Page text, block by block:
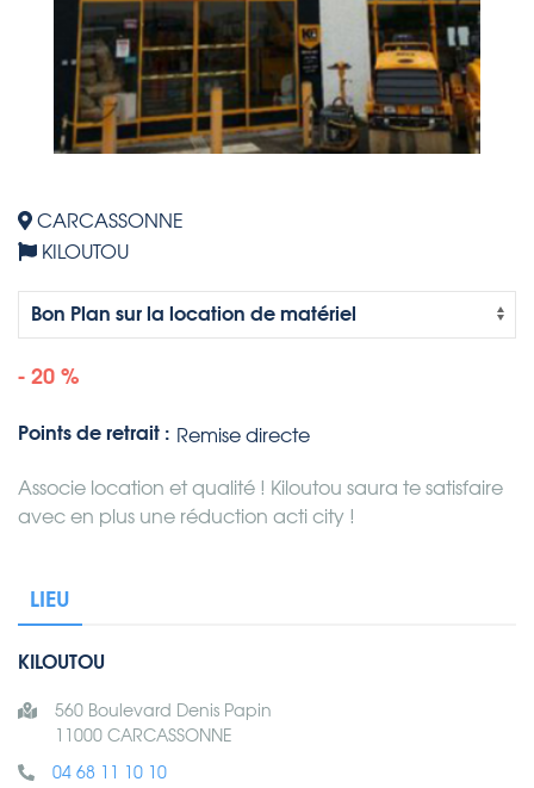
CARCASSONNE
KILOUTOU
- 20 %
Points de retrait : Remise directe
Associe location et qualité ! Kiloutou saura te satisfaire
avec en plus une réduction acti city !
LIEU
KILOUTOU
560 Boulevard Denis Papin
11000 CARCASSONNE
04 68 11 10 10